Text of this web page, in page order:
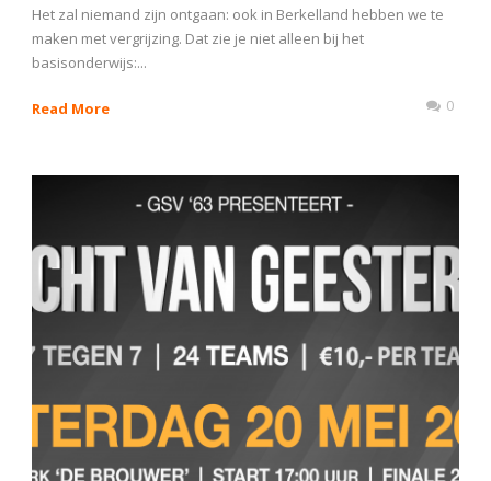
Het zal niemand zijn ontgaan: ook in Berkelland hebben we te
maken met vergrijzing. Dat zie je niet alleen bij het
basisonderwijs:...
Read More 0